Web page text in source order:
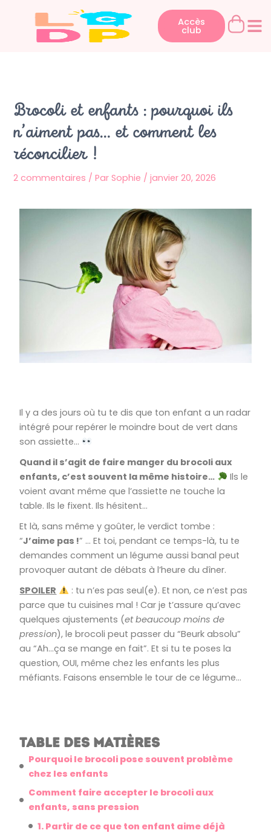
Accès
club
Brocoli et enfants : pourquoi ils
n’aiment pas… et comment les
réconcilier !
2 commentaires / ParSophie /janvier 20, 2026
Il y a des jours où tu te dis que ton enfant a un radar
intégré pour repérer le moindre bout de vert dans
son assiette…
Quand il s’agit de faire manger du brocoli aux
enfants, c’est souvent la même histoire…
Ils le
voient avant même que l’assiette ne touche la
table. Ils le fixent. Ils hésitent…
Et là, sans même y goûter, le verdict tombe :
“J’aime pas !” … Et toi, pendant ce temps-là, tu te
demandes comment un légume aussi banal peut
provoquer autant de débats à l’heure du dîner.
SPOILER
: tu n’es pas seul(e). Et non, ce n’est pas
parce que tu cuisines mal ! Car je t’assure qu’avec
quelques ajustements (et beaucoup moins de
pression), le brocoli peut passer du “Beurk absolu”
au “Ah…ça se mange en fait”. Et si tu te poses la
question, OUI, même chez les enfants les plus
méfiants. Faisons ensemble le tour de ce légume…
Table des matières
Pourquoi le brocoli pose souvent problème
chez les enfants
Comment faire accepter le brocoli aux
enfants, sans pression
1. Partir de ce que ton enfant aime déjà